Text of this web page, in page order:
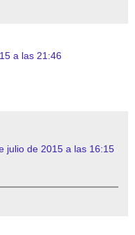
a las 21:46
julio de 2015 a las 16:15